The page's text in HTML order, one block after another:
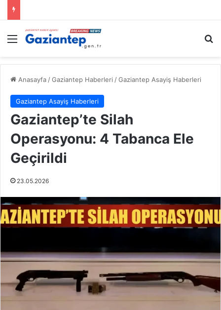
Menü
Anasayfa /Gaziantep Haberleri /Gaziantep Asayiş Haberleri
Gaziantep Asayiş Haberleri
Gaziantep’te Silah
Operasyonu: 4 Tabanca Ele
Geçirildi
23.05.2026